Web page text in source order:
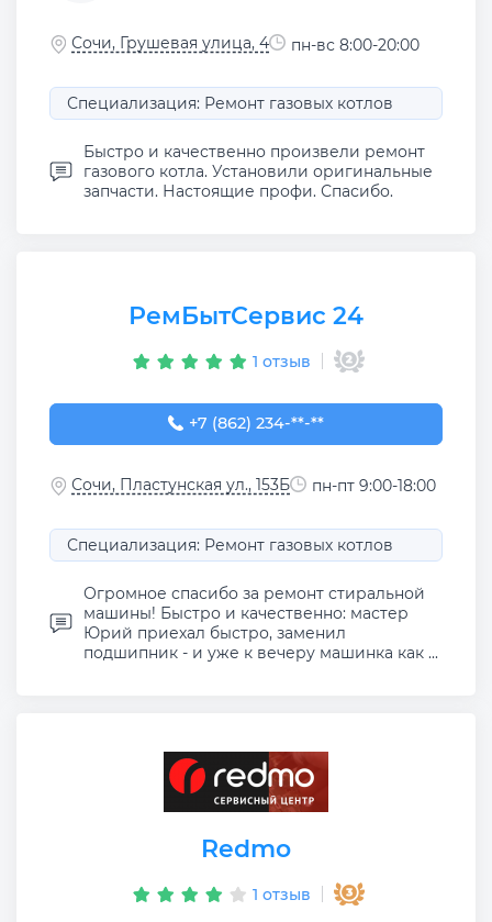
Сочи, Грушевая улица, 4 пн-вс 8:00-20:00
Специализация: Ремонт газовых котлов
Быстро и качественно произвели ремонт
газового котла. Установили оригинальные
запчасти. Настоящие профи. Спасибо.
РемБытСервис 24
1 отзыв
+7 (862) 234-11-77
+7 (862) 234-**-**
Сочи, Пластунская ул., 153Б пн-пт 9:00-18:00
Специализация: Ремонт газовых котлов
Огромное спасибо за ремонт стиральной
машины! Быстро и качественно: мастер
Юрий приехал быстро, заменил
подшипник - и уже к вечеру машинка как ...
Redmo
1 отзыв